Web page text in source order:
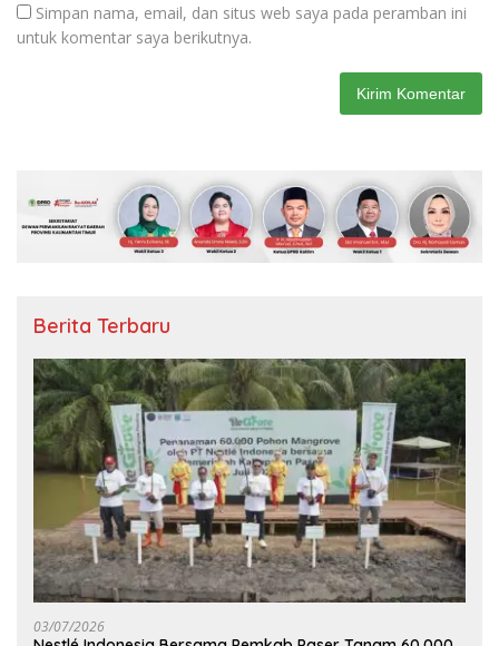
Simpan nama, email, dan situs web saya pada peramban ini
untuk komentar saya berikutnya.
Berita Terbaru
03/07/2026